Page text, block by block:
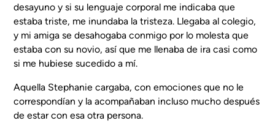
desayuno y si su lenguaje corporal me indicaba que
estaba triste, me inundaba la tristeza. Llegaba al colegio,
y mi amiga se desahogaba conmigo por lo molesta que
estaba con su novio, así que me llenaba de ira casi como
si me hubiese sucedido a mí.
Aquella Stephanie cargaba, con emociones que no le
correspondían y la acompañaban incluso mucho después
de estar con esa otra persona.